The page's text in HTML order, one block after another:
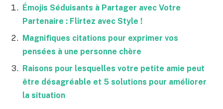
Émojis Séduisants à Partager avec Votre
Partenaire : Flirtez avec Style !
Magnifiques citations pour exprimer vos
pensées à une personne chère
Raisons pour lesquelles votre petite amie peut
être désagréable et 5 solutions pour améliorer
la situation